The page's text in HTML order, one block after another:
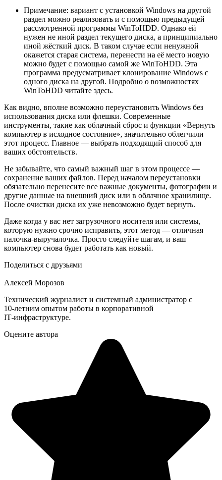
Примечание: вариант с установкой Windows на другой
раздел можно реализовать и с помощью предыдущей
рассмотренной программы WinToHDD. Однако ей
нужен не иной раздел текущего диска, а принципиально
иной жёсткий диск. В таком случае если ненужной
окажется старая система, перенести на её место новую
можно будет с помощью самой же WinToHDD. Эта
программа предусматривает клонирование Windows с
одного диска на другой. Подробно о возможностях
WinToHDD читайте здесь.
Как видно, вполне возможно переустановить Windows без
использования диска или флешки. Современные
инструменты, такие как облачный сброс и функции «Вернуть
компьютер в исходное состояние», значительно облегчили
этот процесс. Главное — выбрать подходящий способ для
ваших обстоятельств.
Не забывайте, что самый важный шаг в этом процессе —
сохранение ваших файлов. Перед началом переустановки
обязательно перенесите все важные документы, фотографии и
другие данные на внешний диск или в облачное хранилище.
После очистки диска их уже невозможно будет вернуть.
Даже когда у вас нет загрузочного носителя или системы,
которую нужно срочно исправить, этот метод — отличная
палочка-выручалочка. Просто следуйте шагам, и ваш
компьютер снова будет работать как новый.
Поделиться с друзьями
Алексей Морозов
Технический журналист и системный администратор с
10‑летним опытом работы в корпоративной
IT‑инфраструктуре.
Оцените автора